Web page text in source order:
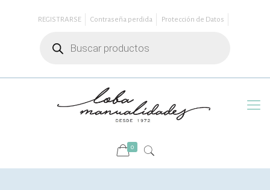
REGISTRARSE Contraseña perdida
Protección de Datos
productos
0